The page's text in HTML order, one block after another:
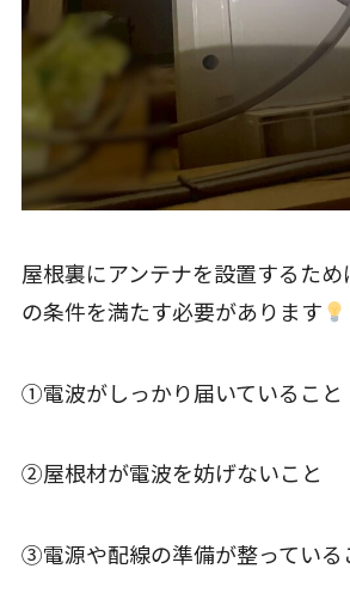
屋根裏にアンテナを設置するた
の条件を満たす必要があります
①電波がしっかり届いていること
②屋根材が電波を妨げないこと
③電源や配線の準備が整っている